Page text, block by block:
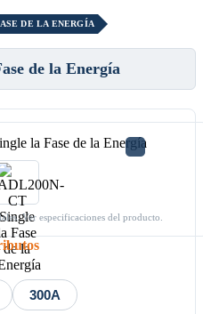
DE LA ENERGÍA
de la Energía
Ver especificaciones del producto.
300A